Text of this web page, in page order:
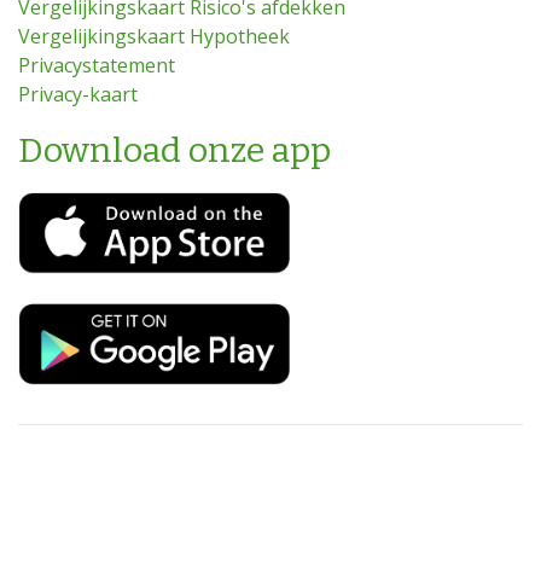
Vergelijkingskaart Risico's afdekken
Vergelijkingskaart Hypotheek
Privacystatement
Privacy-kaart
Download onze app